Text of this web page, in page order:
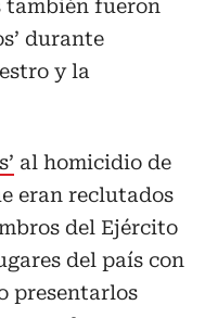
también fueron
durante
y la
al homicidio de
eran reclutados
del Ejército
del país con
presentarlos